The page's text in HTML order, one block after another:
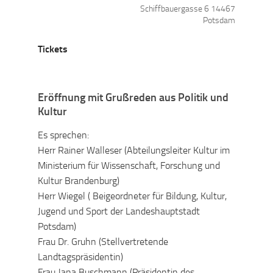
Schiffbauergasse 6 14467
Potsdam
Tickets
Eröffnung mit Grußreden aus Politik und
Kultur
Es sprechen:
Herr Rainer Walleser (Abteilungsleiter Kultur im
Ministerium für Wissenschaft, Forschung und
Kultur Brandenburg)
Herr Wiegel ( Beigeordneter für Bildung, Kultur,
Jugend und Sport der Landeshauptstadt
Potsdam)
Frau Dr. Gruhn (Stellvertretende
Landtagspräsidentin)